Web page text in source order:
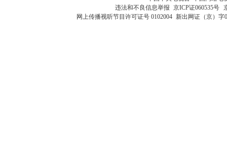
违法和不良信息举报 京ICP证060535号
网上传播视听节目许可证号 0102004 新出网证（京）